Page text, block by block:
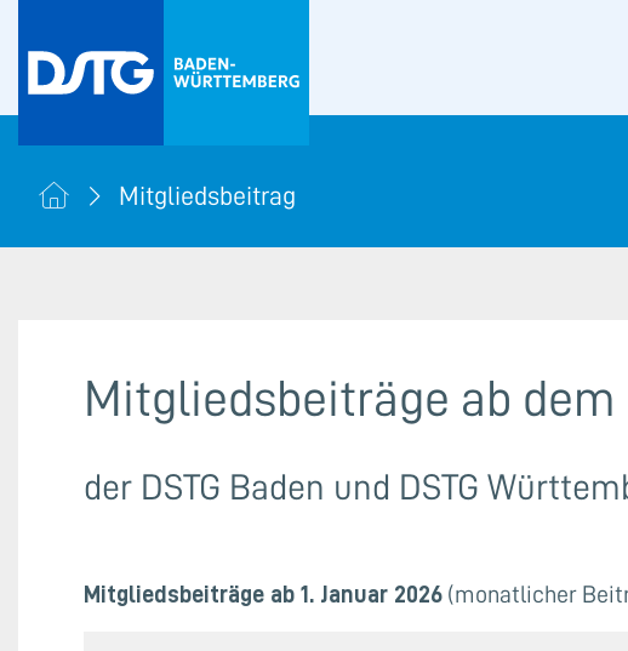
Mitgliedsbeitrag
Mitgliedsbeiträge ab dem
der DSTG Baden und DSTG
Mitgliedsbeiträge ab 1. Januar 2026(monatlicher